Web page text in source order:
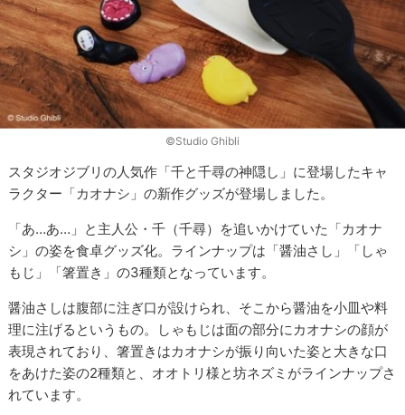
©Studio Ghibli
スタジオジブリの人気作「千と千尋の神隠し」に登場したキャ
ラクター「カオナシ」の新作グッズが登場しました。
「あ…あ…」と主人公・千（千尋）を追いかけていた「カオナ
シ」の姿を食卓グッズ化。ラインナップは「醤油さし」「しゃ
もじ」「箸置き」の3種類となっています。
醤油さしは腹部に注ぎ口が設けられ、そこから醤油を小皿や料
理に注げるというもの。しゃもじは面の部分にカオナシの顔が
表現されており、箸置きはカオナシが振り向いた姿と大きな口
をあけた姿の2種類と、オオトリ様と坊ネズミがラインナップさ
れています。